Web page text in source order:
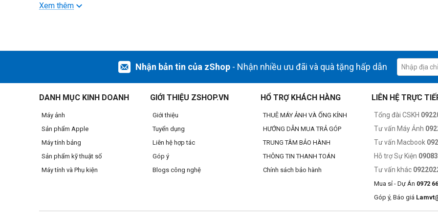
Chip mới M2 Pro tích hợp công nghệ xử lý 5nm Gen 2, mang đến hiệu suất cần thiết mà không cần đánh đổi hiệu năng. CPU 10
Bộ xử lý phương tiện mã hóa và giải mã video H.264, HEVC và ProRes, cho phép phát lại nhiều luồng video 4K và 8K ProRes nhưng
Nhờ hiệu quả của chip Apple silicon, quạt còn không cần bật trong hầu hết các tác vụ hàng ngày. Đối với quy trình công việc nặng
Xem thêm
Nhận bản tin của zShop - Nhận nhiều ưu đãi và quà tặng hấp dẫn
DANH MỤC KINH DOANH
Máy ảnh
Sản phẩm Apple
Máy tính bảng
Sản phẩm kỹ thuật số
Máy tính và Phụ kiện
GIỚI THIỆU ZSHOP.VN
Giới thiệu
Tuyển dụng
Liên hệ hợp tác
Góp ý
Blogs công nghệ
HỔ TRỢ KHÁCH HÀNG
THUÊ MÁY ẢNH VÀ ỐNG KÍNH
HƯỚNG DẪN MUA TRẢ GÓP
TRUNG TÂM BẢO HÀNH
THÔNG TIN THANH TOÁN
Chính sách bảo hành
LIÊN HỆ TRỰC
Tổng đài CSKH
Tư vấn Máy Ảnh
Tư vấn Macbook
Hỗ trợ Sự Kiện
Tư vấn khác
Mua sỉ - Dự Án 0972
Góp ý, Báo giá